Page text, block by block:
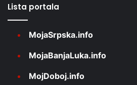
Lista portala
MojaSrpska.info
MojaBanjaLuka.info
MojDoboj.info